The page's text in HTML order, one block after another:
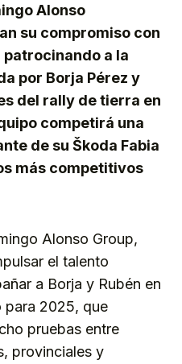
Alonso
su compromiso con
a la
por Borja Pérez y
del rally de tierra en
competirá una
de su Škoda Fabia
más competitivos
Alonso Group,
el talento
a Borja y Rubén en
para 2025, que
pruebas entre
provinciales y